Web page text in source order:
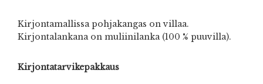
Kirjontamallissa pohjakangas on villaa.
Kirjontalankana on muliinilanka (100 % puuvilla).
Kirjontatarvikepakkaus